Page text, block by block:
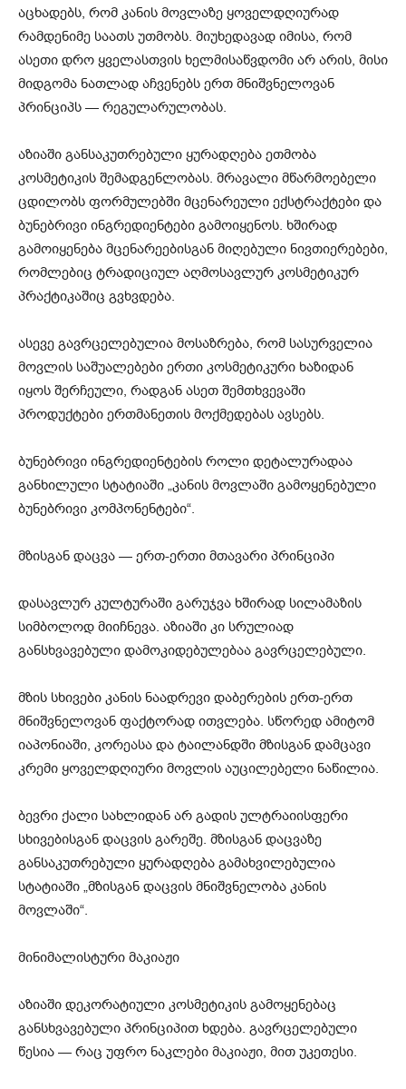
აცხადებს, რომ კანის მოვლაზე ყოველდღიურად
რამდენიმე საათს უთმობს. მიუხედავად იმისა, რომ
ასეთი დრო ყველასთვის ხელმისაწვდომი არ არის, მისი
მიდგომა ნათლად აჩვენებს ერთ მნიშვნელოვან
პრინციპს — რეგულარულობას.
აზიაში განსაკუთრებული ყურადღება ეთმობა
კოსმეტიკის შემადგენლობას. მრავალი მწარმოებელი
ცდილობს ფორმულებში მცენარეული ექსტრაქტები და
ბუნებრივი ინგრედიენტები გამოიყენოს. ხშირად
გამოიყენება მცენარეებისგან მიღებული ნივთიერებები,
რომლებიც ტრადიციულ აღმოსავლურ კოსმეტიკურ
პრაქტიკაშიც გვხვდება.
ასევე გავრცელებულია მოსაზრება, რომ სასურველია
მოვლის საშუალებები ერთი კოსმეტიკური ხაზიდან
იყოს შერჩეული, რადგან ასეთ შემთხვევაში
პროდუქტები ერთმანეთის მოქმედებას ავსებს.
ბუნებრივი ინგრედიენტების როლი დეტალურადაა
განხილული სტატიაში „კანის მოვლაში გამოყენებული
ბუნებრივი კომპონენტები“.
მზისგან დაცვა — ერთ-ერთი მთავარი პრინციპი
დასავლურ კულტურაში გარუჯვა ხშირად სილამაზის
სიმბოლოდ მიიჩნევა. აზიაში კი სრულიად
განსხვავებული დამოკიდებულებაა გავრცელებული.
მზის სხივები კანის ნაადრევი დაბერების ერთ-ერთ
მნიშვნელოვან ფაქტორად ითვლება. სწორედ ამიტომ
იაპონიაში, კორეასა და ტაილანდში მზისგან დამცავი
კრემი ყოველდღიური მოვლის აუცილებელი ნაწილია.
ბევრი ქალი სახლიდან არ გადის ულტრაიისფერი
სხივებისგან დაცვის გარეშე. მზისგან დაცვაზე
განსაკუთრებული ყურადღება გამახვილებულია
სტატიაში „მზისგან დაცვის მნიშვნელობა კანის
მოვლაში“.
მინიმალისტური მაკიაჟი
აზიაში დეკორატიული კოსმეტიკის გამოყენებაც
განსხვავებული პრინციპით ხდება. გავრცელებული
წესია — რაც უფრო ნაკლები მაკიაჟი, მით უკეთესი.